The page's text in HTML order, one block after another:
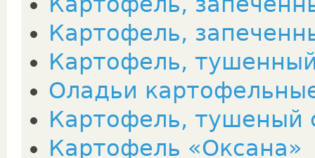
Картофель,
Картофель,
Оладьи
Картофель, тушеный
Картофель «Оксана»